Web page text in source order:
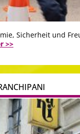
Sicherheit und
>>